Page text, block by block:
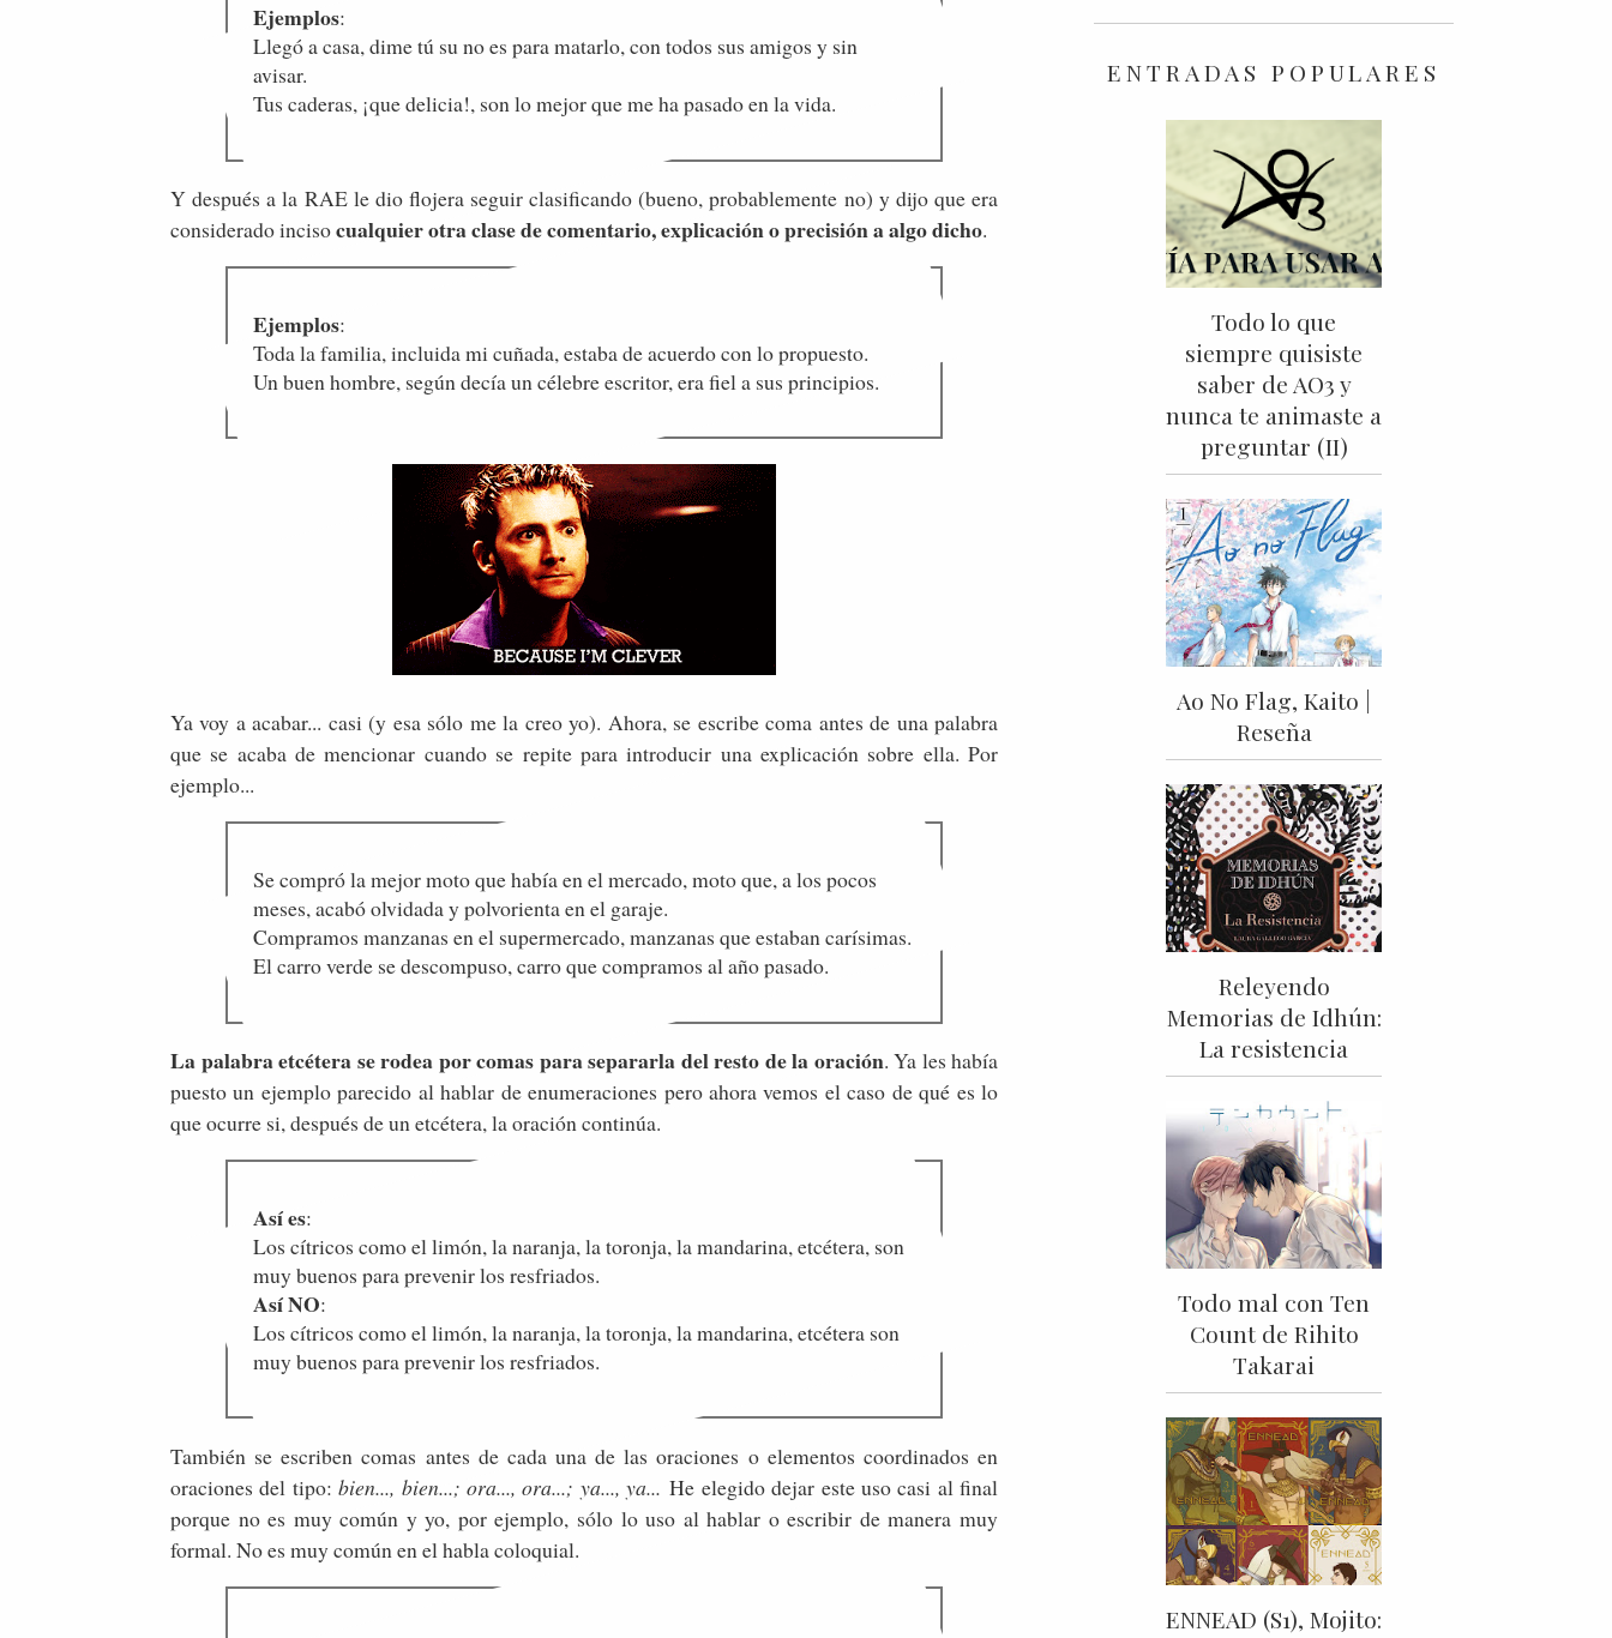
Ejemplos:
Llegó a casa, dime tú su no es para matarlo, con todos sus amigos y sin
avisar.
Tus caderas, ¡que delicia!, son lo mejor que me ha pasado en la vida.
Y después a la RAE le dio flojera seguir clasificando (bueno, probablemente no) y dijo que era
considerado incisocualquier otra clase de comentario, explicación o precisión a algo dicho.
Ejemplos:
Toda la familia, incluida mi cuñada, estaba de acuerdo con lo propuesto.
Un buen hombre, según decía un célebre escritor, era fiel a sus principios.
Ya voy a acabar... casi (y esa sólo me la creo yo). Ahora, se escribe coma antes de una palabra
que se acaba de mencionar cuando se repite para introducir una explicación sobre ella. Por
ejemplo...
Se compró la mejor moto que había en el mercado, moto que, a los pocos
meses, acabó olvidada y polvorienta en el garaje.
Compramos manzanas en el supermercado, manzanas que estaban carísimas.
El carro verde se descompuso, carro que compramos al año pasado.
La palabra etcétera se rodea por comas para separarla del resto de la oración. Ya les había
puesto un ejemplo parecido al hablar de enumeraciones pero ahora vemos el caso de qué es lo
que ocurre si, después de un etcétera, la oración continúa.
Así es:
Los cítricos como el limón, la naranja, la toronja, la mandarina, etcétera, son
muy buenos para prevenir los resfriados.
Así NO:
Los cítricos como el limón, la naranja, la toronja, la mandarina, etcétera son
muy buenos para prevenir los resfriados.
También se escriben comas antes de cada una de las oraciones o elementos coordinados en
oraciones del tipo:bien..., bien...; ora..., ora...; ya..., ya... He elegido dejar este uso casi al final
porque no es muy común y yo, por ejemplo, sólo lo uso al hablar o escribir de manera muy
formal. No es muy común en el habla coloquial.
ENTRADAS POPULARES
Todo lo que
siempre quisiste
saber de AO3 y
nunca te animaste a
preguntar (II)
Ao No Flag, Kaito |
Reseña
Releyendo
Memorias de Idhún:
La resistencia
Todo mal con Ten
Count de Rihito
Takarai
ENNEAD (S1), Mojito: